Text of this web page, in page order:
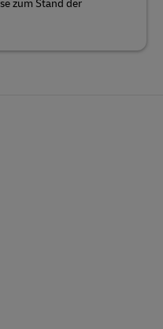
zum Stand der